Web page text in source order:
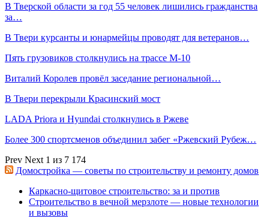
В Тверской области за год 55 человек лишились гражданства
за…
В Твери курсанты и юнармейцы проводят для ветеранов…
Пять грузовиков столкнулись на трассе М-10
Виталий Королев провёл заседание региональной…
В Твери перекрыли Красинский мост
LADA Priora и Hyundai столкнулись в Ржеве
Более 300 спортсменов объединил забег «Ржевский Рубеж…
Prev Next 1 из 7 174
Домостройка — советы по строительству и ремонту домов
Каркасно-щитовое строительство: за и против
Строительство в вечной мерзлоте — новые технологии
и вызовы